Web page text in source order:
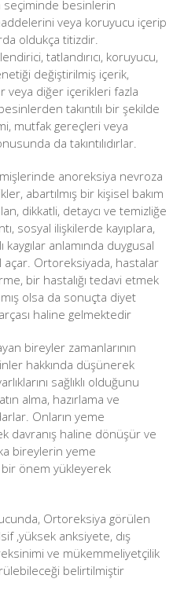
besinlerin
veya koruyucu içerip
oldukça titizdir.
tatlandırıcı, koruyucu,
değiştirilmiş içerik,
veya diğer içerikleri fazla
takıntılı bir şekilde
mutfak gereçleri veya
da takıntılıdırlar.
anoreksiya nevroza
abartılmış bir kişisel bakım
dikkatli, detaycı ve temizliğe
sosyal ilişkilerde kayıplara,
kaygılar anlamında duygusal
açar. Ortoreksiyada, hastalar
bir hastalığı tedavi etmek
olsa da sonuçta diyet
haline gelmektedir
bireyler zamanlarının
hakkında düşünerek
sağlıklı olduğunu
alma, hazırlama ve
Onların yeme
davranış haline dönüşür ve
bireylerin yeme
bir önem yükleyerek
Ortoreksiya görülen
f ,yüksek anksiyete, dış
ve mükemmeliyetçilik
belirtilmiştir